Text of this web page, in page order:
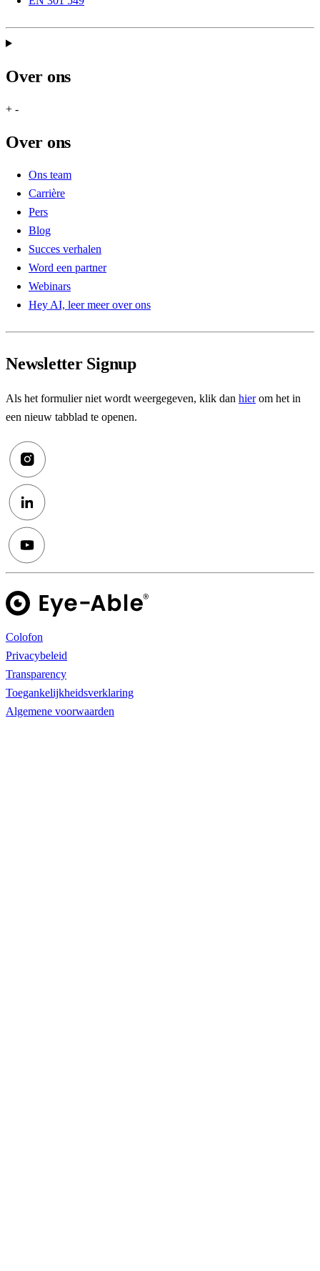
Over ons
+ -
Over ons
Ons team
Carrière
Pers
Blog
Succes verhalen
Word een partner
Webinars
Hey AI, leer meer over ons
Newsletter Signup
Als het formulier niet wordt weergegeven, klik dan hierom het in
een nieuw tabblad te openen.
Colofon
Privacybeleid
Transparency
Toegankelijkheidsverklaring
Algemene voorwaarden